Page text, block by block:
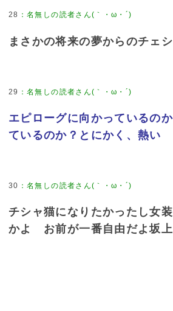
28 ：名無しの読者さん(｀・ω・´)
まさかの将来の夢からのチェシ
29 ：名無しの読者さん(｀・ω・´)
エピローグに向かっているの
ているのか？とにかく、熱い
30 ：名無しの読者さん(｀・ω・´)
チシャ猫になりたかったし女
かよ お前が一番自由だよ坂